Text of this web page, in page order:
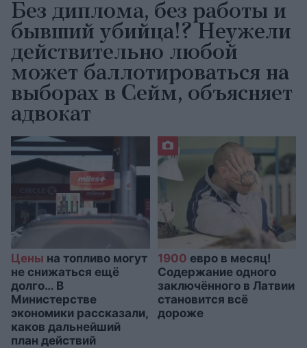
Без диплома, без работы и
бывший убийца!? Неужели
действительно любой
может баллотироваться на
выборах в Сейм, объясняет
адвокат
Цены на топливо могут
не снижаться ещё
долго… В
Министерстве
экономики рассказали,
каков дальнейший
план действий
1900 евро в месяц!
Содержание одного
заключённого в Латвии
становится всё
дороже